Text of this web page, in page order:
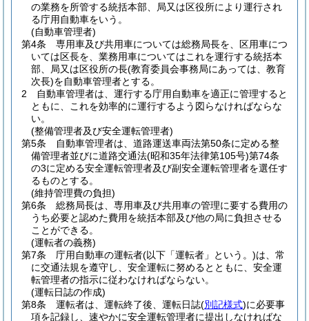
の業務を所管する統括本部、局又は区役所により運行され
る庁用自動車をいう。
(自動車管理者)
第4条
専用車及び共用車については総務局長を、区用車につ
いては区長を、業務用車についてはこれを運行する統括本
部、局又は区役所の長(教育委員会事務局にあっては、教育
次長)を自動車管理者とする。
2
自動車管理者は、運行する庁用自動車を適正に管理すると
ともに、これを効率的に運行するよう図らなければならな
い。
(整備管理者及び安全運転管理者)
第5条
自動車管理者は、道路運送車両法第50条に定める整
備管理者並びに道路交通法(昭和35年法律第105号)第74条
の3に定める安全運転管理者及び副安全運転管理者を選任す
るものとする。
(維持管理費の負担)
第6条
総務局長は、専用車及び共用車の管理に要する費用の
うち必要と認めた費用を統括本部及び他の局に負担させる
ことができる。
(運転者の義務)
第7条
庁用自動車の運転者(以下「運転者」という。)は、常
に交通法規を遵守し、安全運転に努めるとともに、安全運
転管理者の指示に従わなければならない。
(運転日誌の作成)
第8条
運転者は、運転終了後、運転日誌(別記様式)に必要事
項を記録し、速やかに安全運転管理者に提出しなければな